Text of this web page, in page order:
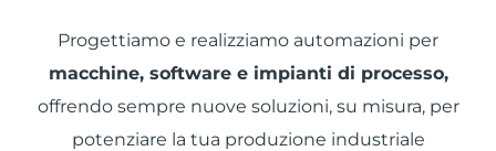
Progettiamo e realizziamo automazioni per
macchine, software e impianti di processo,
offrendo sempre nuove soluzioni, su misura, per
potenziare la tua produzione industriale